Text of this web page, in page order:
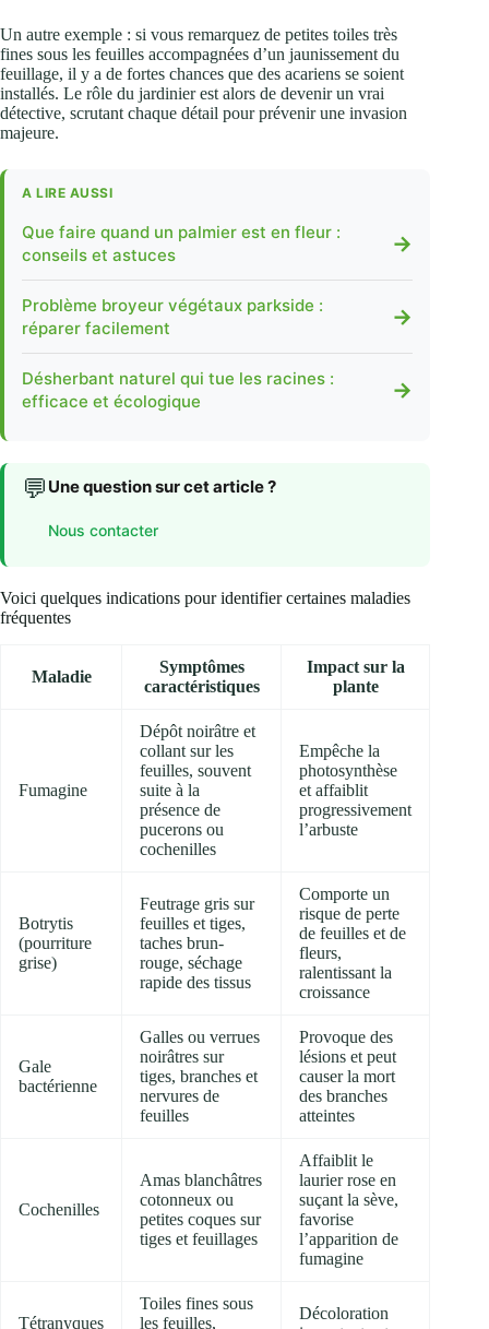
Un autre exemple : si vous remarquez de petites toiles très
fines sous les feuilles accompagnées d’un jaunissement du
feuillage, il y a de fortes chances que des acariens se soient
installés. Le rôle du jardinier est alors de devenir un vrai
détective, scrutant chaque détail pour prévenir une invasion
majeure.
A LIRE AUSSI
Que faire quand un palmier est en fleur :
conseils et astuces
→
Problème broyeur végétaux parkside :
réparer facilement
→
Désherbant naturel qui tue les racines :
efficace et écologique
→
💬 Une question sur cet article ?
Nous contacter
Voici quelques indications pour identifier certaines maladies
fréquentes
Maladie
Symptômes
caractéristiques
Impact sur la
plante
Fumagine
Dépôt noirâtre et
collant sur les
feuilles, souvent
suite à la
présence de
pucerons ou
cochenilles
Empêche la
photosynthèse
et affaiblit
progressivement
l’arbuste
Botrytis
(pourriture
grise)
Feutrage gris sur
feuilles et tiges,
taches brun-
rouge, séchage
rapide des tissus
Comporte un
risque de perte
de feuilles et de
fleurs,
ralentissant la
croissance
Gale
bactérienne
Galles ou verrues
noirâtres sur
tiges, branches et
nervures de
feuilles
Provoque des
lésions et peut
causer la mort
des branches
atteintes
Cochenilles
Amas blanchâtres
cotonneux ou
petites coques sur
tiges et feuillages
Affaiblit le
laurier rose en
suçant la sève,
favorise
l’apparition de
fumagine
Tétranyques
Toiles fines sous
les feuilles,
Décoloration